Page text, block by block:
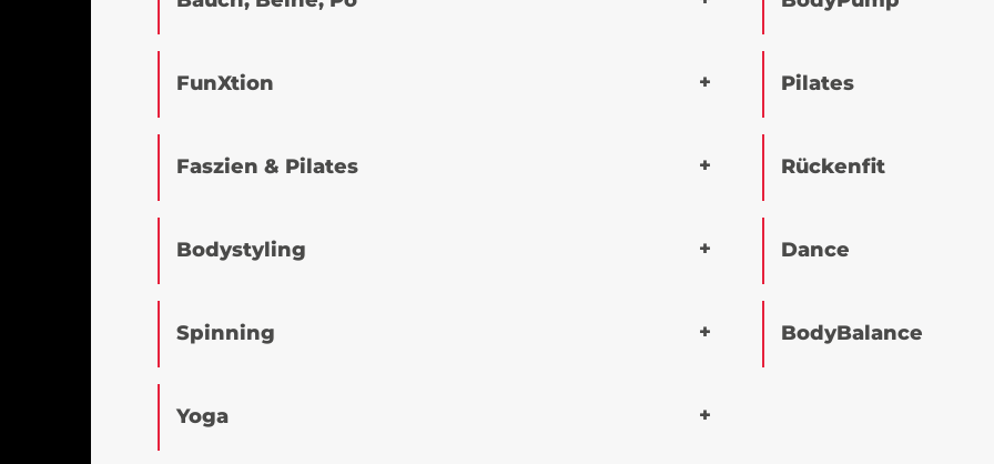
FunXtion
Faszien & Pilates
Bodystyling
Spinning
Yoga
Pilates
Rückenfit
Dance
BodyBalance